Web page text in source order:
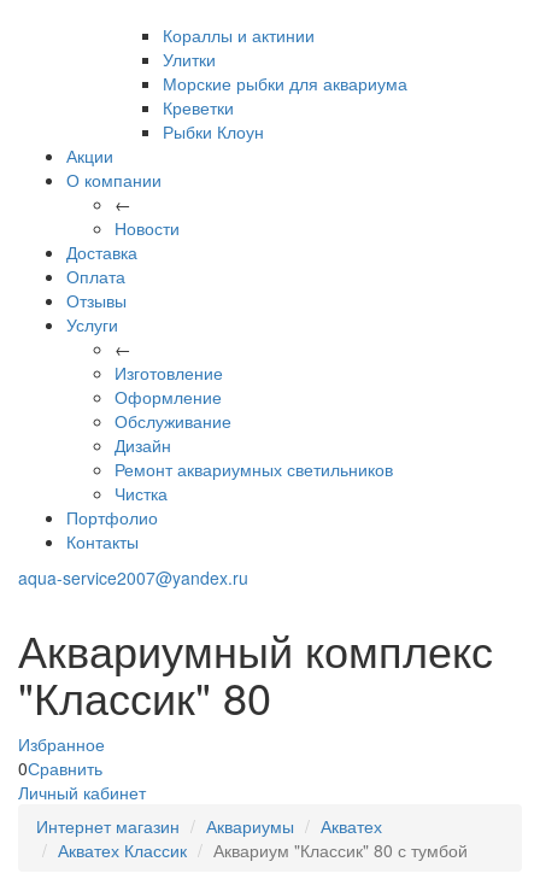
Кораллы и актинии
Улитки
Морские рыбки для аквариума
Креветки
Рыбки Клоун
Акции
О компании
←
Новости
Доставка
Оплата
Отзывы
Услуги
←
Изготовление
Оформление
Обслуживание
Дизайн
Ремонт аквариумных светильников
Чистка
Портфолио
Контакты
aqua-service2007@yandex.ru
Аквариумный комплекс
"Классик" 80
Избранное
0Сравнить
Личный кабинет
Интернет магазин
Аквариумы
Акватех
Акватех Классик
Аквариум "Классик" 80 с тумбой